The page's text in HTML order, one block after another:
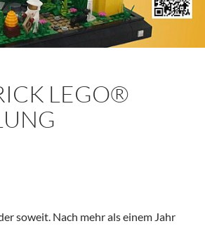
LEGO®
soweit. Nach mehr als einem Jahr